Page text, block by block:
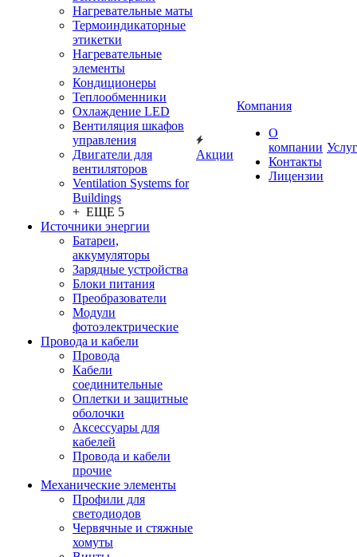
Нагревательные маты
Термоиндикаторные
этикетки
Нагревательные
элементы
Кондиционеры
Теплообменники
Охлаждение LED
Вентиляция шкафов
управления
Двигатели для
вентиляторов
Ventilation Systems for
Buildings
+ ЕЩЕ 5
Источники энергии
Батареи,
аккумуляторы
Зарядные устройства
Блоки питания
Преобразователи
Модули
фотоэлектрические
Провода и кабели
Провода
Кабели
соединительные
Оплетки и защитные
оболочки
Аксессуары для
кабелей
Провода и кабели
прочие
Механические элементы
Профили для
светодиодов
Червячные и стяжные
хомуты
Акции
Компания
О
компании
Контакты
Лицензии